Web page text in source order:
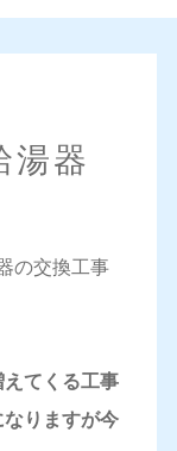
湯器
の交換工事
てくる工事
りますが今